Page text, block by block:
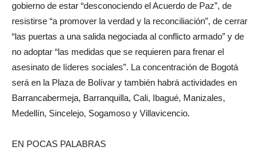
gobierno de estar “desconociendo el Acuerdo de Paz”, de
resistirse “a promover la verdad y la reconciliación”, de cerrar
“las puertas a una salida negociada al conflicto armado” y de
no adoptar “las medidas que se requieren para frenar el
asesinato de líderes sociales”. La concentración de Bogotá
será en la Plaza de Bolívar y también habrá actividades en
Barrancabermeja, Barranquilla, Cali, Ibagué, Manizales,
Medellín, Sincelejo, Sogamoso y Villavicencio.
EN POCAS PALABRAS